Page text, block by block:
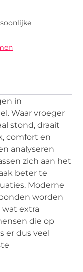
in
Waar vroeger
stond, draait
comfort en
analyseren
zich aan het
beter te
Moderne
worden
extra
die op
er dus veel